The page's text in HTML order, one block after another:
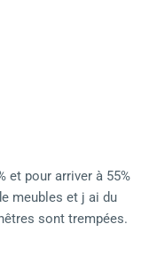
et pour arriver à 55%
meubles et j ai du
sont trempées.